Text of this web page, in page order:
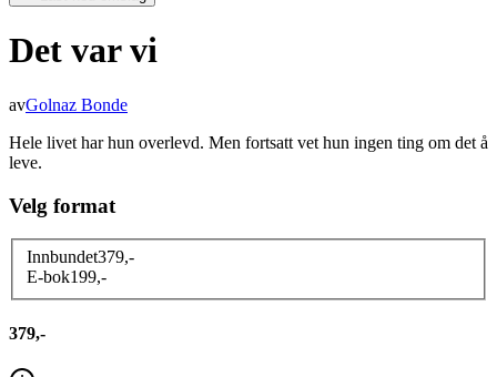
Det var vi
avGolnaz Bonde
Hele livet har hun overlevd. Men fortsatt vet hun ingen ting om det å
leve.
Velg format
Innbundet379,-
E-bok199,-
379,-